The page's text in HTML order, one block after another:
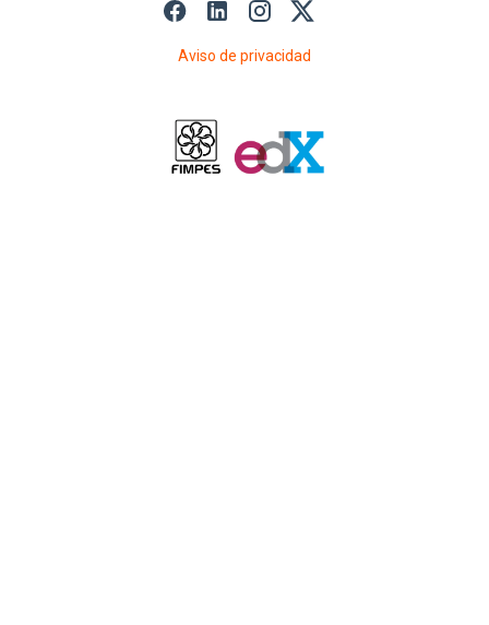
Aviso de privacidad